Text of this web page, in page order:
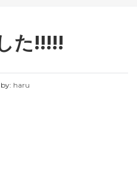
た!!!!!
haru